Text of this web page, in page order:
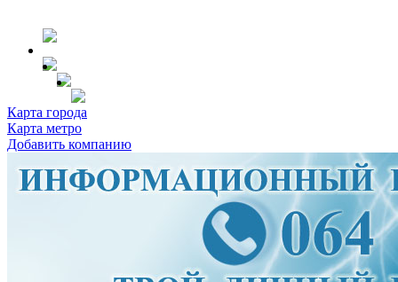
Карта города
Карта метро
Добавить компанию